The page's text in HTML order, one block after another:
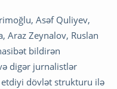
Asəf Quliyev,
Araz Zeynalov, Ruslan
bildirən
digər jurnalistlər
dövlət strukturu ilə